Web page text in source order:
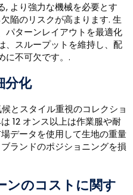
, より強力な機械を必要とす
陥のリスクが高まります. 生
パターンレイアウトを最適化
、スループットを維持し、配
に不可欠です。.
分化
とスタイル重視のコレクショ
12 オンス以上は作業服や耐
データを使用して生地の重量
ランドのポジショニングを損
ンのコストに関す